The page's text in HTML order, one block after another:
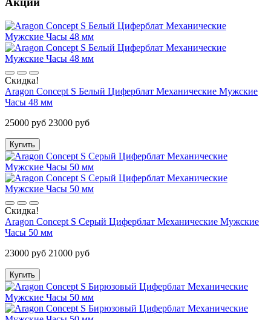
Скидка!
Aragon Concept S Белый Циферблат Механические Мужские
Часы 48 мм
25000 руб 23000 руб
Купить
Скидка!
Aragon Concept S Серый Циферблат Механические Мужские
Часы 50 мм
23000 руб 21000 руб
Купить